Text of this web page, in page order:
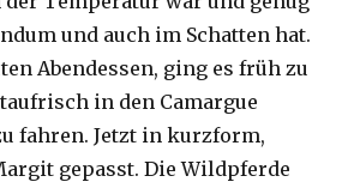
und auch im Schatten hat.
Abendessen, ging es früh zu
in den Camargue
fahren. Jetzt in kurzform,
gepasst. Die Wildpferde